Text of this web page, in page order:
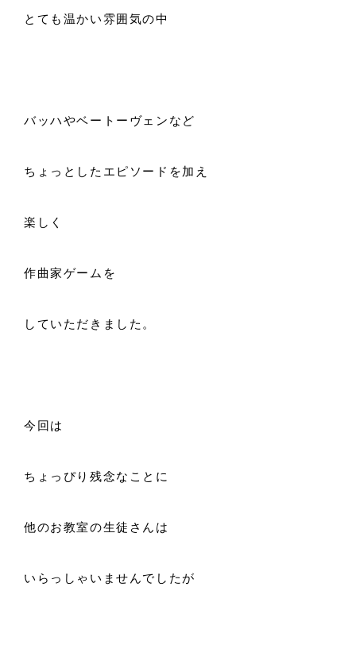
とても温かい雰囲気の中
バッハやベートーヴェンなど
ちょっとしたエピソードを加え
楽しく
作曲家ゲームを
していただきました。
今回は
ちょっぴり残念なことに
他のお教室の生徒さんは
いらっしゃいませんでしたが